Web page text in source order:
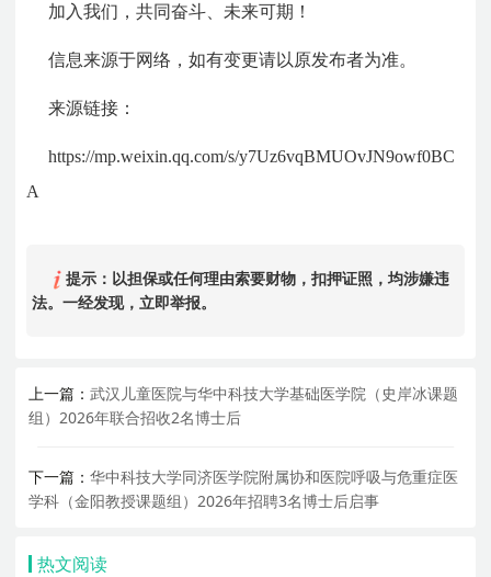
加入我们，共同奋斗、未来可期！
信息来源于网络，如有变更请以原发布者为准。
来源链接：
https://mp.weixin.qq.com/s/y7Uz6vqBMUOvJN9owf0BC
A
提示：以担保或任何理由索要财物，扣押证照，均涉嫌违
法。一经发现，立即举报。
上一篇：武汉儿童医院与华中科技大学基础医学院（史岸冰课题
组）2026年联合招收2名博士后
下一篇：华中科技大学同济医学院附属协和医院呼吸与危重症医
学科（金阳教授课题组）2026年招聘3名博士后启事
热文阅读